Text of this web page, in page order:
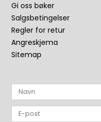
Gi oss bøker
Salgsbetingelser
Regler for retur
Angreskjema
Sitemap